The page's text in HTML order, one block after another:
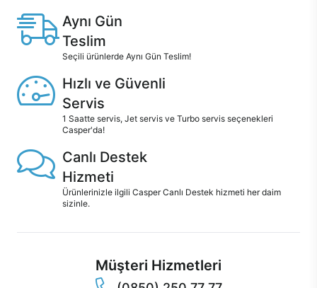
Aynı Gün
Teslim
Seçili ürünlerde Aynı Gün Teslim!
Hızlı ve Güvenli
Servis
1 Saatte servis, Jet servis ve Turbo servis seçenekleri
Casper'da!
Canlı Destek
Hizmeti
Ürünlerinizle ilgili Casper Canlı Destek hizmeti her daim
sizinle.
Müşteri Hizmetleri